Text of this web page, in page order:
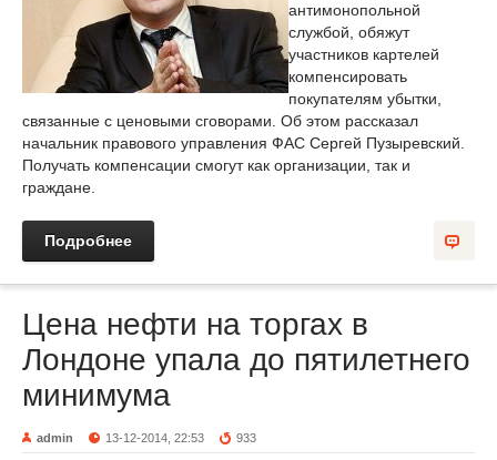
антимонопольной
службой, обяжут
участников картелей
компенсировать
покупателям убытки,
связанные с ценовыми сговорами. Об этом рассказал
начальник правового управления ФАС Сергей Пузыревский.
Получать компенсации смогут как организации, так и
граждане.
Подробнее
Цена нефти на торгах в
Лондоне упала до пятилетнего
минимума
admin 13-12-2014, 22:53 933